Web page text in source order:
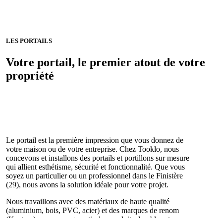
LES PORTAILS
Votre portail, le premier atout de votre
propriété
Le portail est la première impression que vous donnez de
votre maison ou de votre entreprise. Chez Tooklo, nous
concevons et installons des portails et portillons sur mesure
qui allient esthétisme, sécurité et fonctionnalité. Que vous
soyez un particulier ou un professionnel dans le Finistère
(29), nous avons la solution idéale pour votre projet.
Nous travaillons avec des matériaux de haute qualité
(aluminium, bois, PVC, acier) et des marques de renom